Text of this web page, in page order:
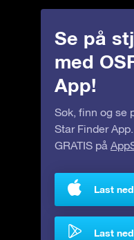
Se på
med
App!
Søk, finn og se
Star Finder
GRATIS på
Last
Last